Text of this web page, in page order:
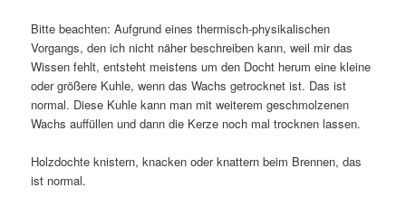
Bitte beachten: Aufgrund eines thermisch-physikalischen
Vorgangs, den ich nicht näher beschreiben kann, weil mir das
Wissen fehlt, entsteht meistens um den Docht herum eine kleine
oder größere Kuhle, wenn das Wachs getrocknet ist. Das ist
normal. Diese Kuhle kann man mit weiterem geschmolzenen
Wachs auffüllen und dann die Kerze noch mal trocknen lassen.
Holzdochte knistern, knacken oder knattern beim Brennen, das
ist normal.